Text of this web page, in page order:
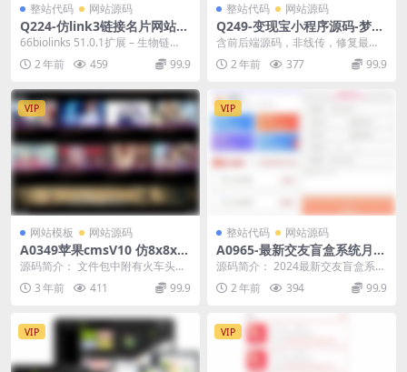
整站代码 网站源码
Q224-仿link3链接名片网站源
码66biolinks 开心版 – 发布页
名片链接，URL缩短器，二维
码
66biolinks 51.0.1扩展 – 生物链
接，URL缩短器，二维码和网络...
2 年前 459 99.9
整站代码 网站源码
Q249-变现宝小程序源码-梦想
贩卖机升级版知识付费源码分
享
含前后端源码，非线传，修复最新
登录接口 梦想贩卖机升级版，变现
宝吸取了资源变现类...
2 年前 377 99.9
VIP
网站模板 网站源码
A0349苹果cmsV10 仿8x8x
视频图片小说源码 在线充值VI
P会员 三级分销 推广 提现 在
线
源码简介： 文件包中附有火车头采
集规则和搭建设置方法。这一点很
难得啊。这套源码某...
3 年前 411 99.9
VIP
整站代码 网站源码
A0965-最新交友盲盒系统月老
加盟无限分站可封包app
源码简介： 2024最新交友盲盒系
统，支持月老加盟无限分站，旨在
为用户提供一个充...
2 年前 394 99.9
VIP VIP